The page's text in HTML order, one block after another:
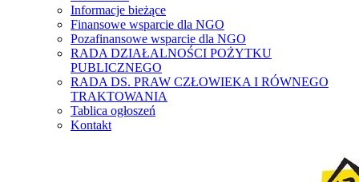
Informacje bieżące
Finansowe wsparcie dla NGO
Pozafinansowe wsparcie dla NGO
RADA DZIAŁALNOŚCI POŻYTKU
PUBLICZNEGO
RADA DS. PRAW CZŁOWIEKA I RÓWNEGO
TRAKTOWANIA
Tablica ogłoszeń
Kontakt